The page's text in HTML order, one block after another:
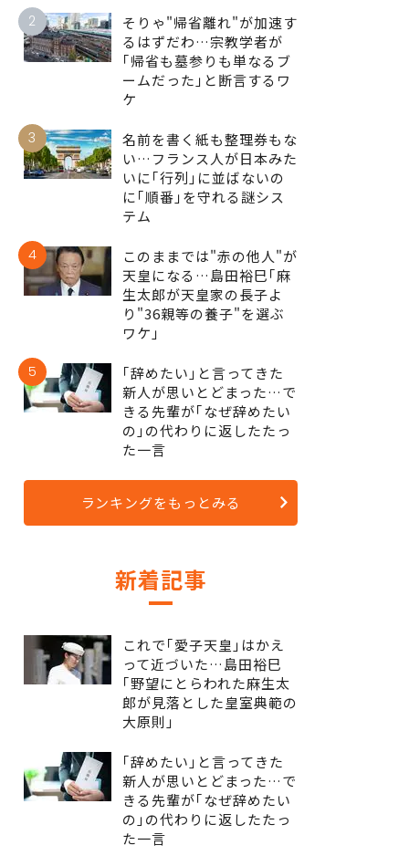
2
そりゃ"帰省離れ"が加速す
るはずだわ…宗教学者が
｢帰省も墓参りも単なるブ
ームだった｣と断言するワ
ケ
3
名前を書く紙も整理券もな
い…フランス人が日本みた
いに｢行列｣に並ばないの
に｢順番｣を守れる謎シス
テム
4
このままでは"赤の他人"が
天皇になる…島田裕巳｢麻
生太郎が天皇家の長子よ
り"36親等の養子"を選ぶ
ワケ｣
5
｢辞めたい｣と言ってきた
新人が思いとどまった…で
きる先輩が｢なぜ辞めたい
の｣の代わりに返したたっ
た一言
ランキングをもっとみる
新着記事
これで｢愛子天皇｣はかえ
って近づいた…島田裕巳
｢野望にとらわれた麻生太
郎が見落とした皇室典範の
大原則｣
｢辞めたい｣と言ってきた
新人が思いとどまった…で
きる先輩が｢なぜ辞めたい
の｣の代わりに返したたっ
た一言